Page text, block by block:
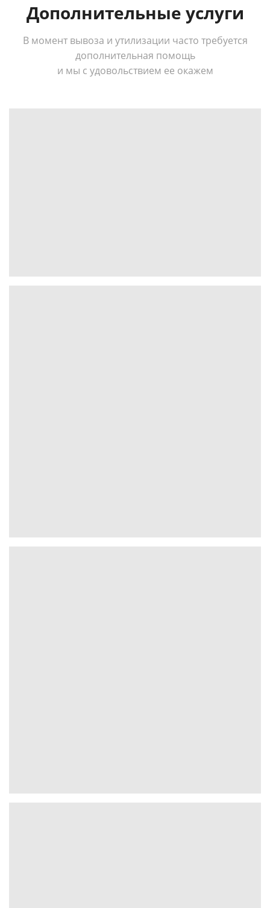
Дополнительные услуги
В момент вывоза и утилизации часто требуется
дополнительная помощь
и мы с удовольствием ее окажем